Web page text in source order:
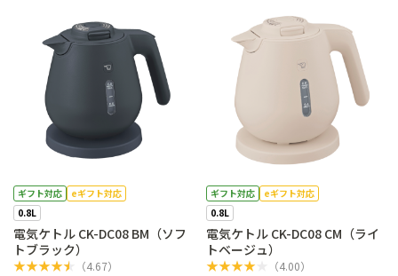
ギフト対応
eギフト対応
0.8L
電気ケトル CK-DC08 BM（ソフ
トブラック）
★★★★★ （4.67）
ギフト対応
eギフト対応
0.8L
電気ケトル CK-DC08 CM（ライ
トベージュ）
★★★★★ （4.00）